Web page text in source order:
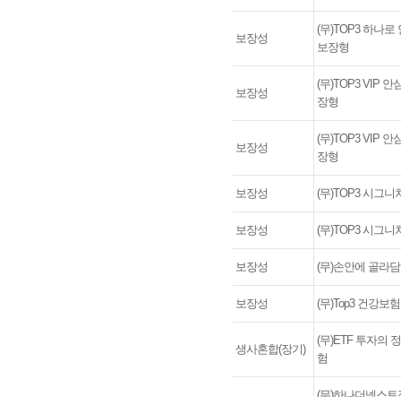
보장성
(무)TOP3 하나로
보장형
보장성
(무)TOP3 VIP 안
장형
보장성
(무)TOP3 VIP 안
장형
보장성 (무)TOP3 시그니
보장성 (무)TOP3 시그니
보장성 (무)손안에 골라
보장성 (무)Top3 건강보
생사혼합(장기)
(무)ETF 투자의
험